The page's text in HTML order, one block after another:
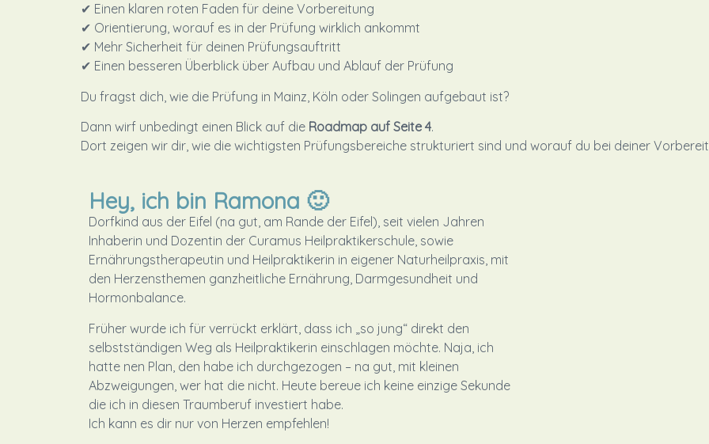
✔ Einen klaren roten Faden für deine Vorbereitung
✔ Orientierung, worauf es in der Prüfung wirklich ankommt
✔ Mehr Sicherheit für deinen Prüfungsauftritt
✔ Einen besseren Überblick über Aufbau und Ablauf der Prüfung
Du fragst dich, wie die Prüfung in Mainz, Köln oder Solingen aufgebaut ist?
Dann wirf unbedingt einen Blick auf die Roadmap auf Seite 4.
Dort zeigen wir dir, wie die wichtigsten Prüfungsbereiche strukturiert sind und worauf du bei deiner
Hey, ich bin Ramona 🙂
Dorfkind aus der Eifel (na gut, am Rande der Eifel), seit vielen Jahren
Inhaberin und Dozentin der Curamus Heilpraktikerschule, sowie
Ernährungstherapeutin und Heilpraktikerin in eigener Naturheilpraxis, mit
den Herzensthemen ganzheitliche Ernährung, Darmgesundheit und
Hormonbalance.
Früher wurde ich für verrückt erklärt, dass ich „so jung“ direkt den
selbstständigen Weg als Heilpraktikerin einschlagen möchte. Naja, ich
hatte nen Plan, den habe ich durchgezogen – na gut, mit kleinen
Abzweigungen, wer hat die nicht. Heute bereue ich keine einzige Sekunde
die ich in diesen Traumberuf investiert habe.
Ich kann es dir nur von Herzen empfehlen!